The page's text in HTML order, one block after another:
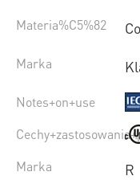
Materia%C5%82
Marka
Notes+on+use
Marka
R